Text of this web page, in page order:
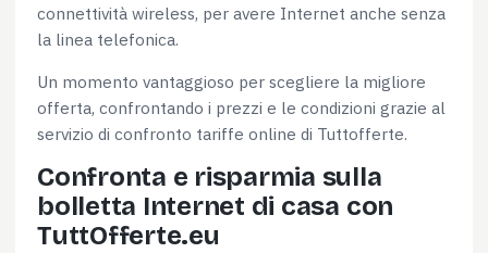
connettività wireless, per avere Internet anche senza
la linea telefonica.
Un momento vantaggioso per scegliere la migliore
offerta, confrontando i prezzi e le condizioni grazie al
servizio di confronto tariffe online di Tuttofferte.
Confronta e risparmia sulla
bolletta Internet di casa con
TuttOfferte.eu